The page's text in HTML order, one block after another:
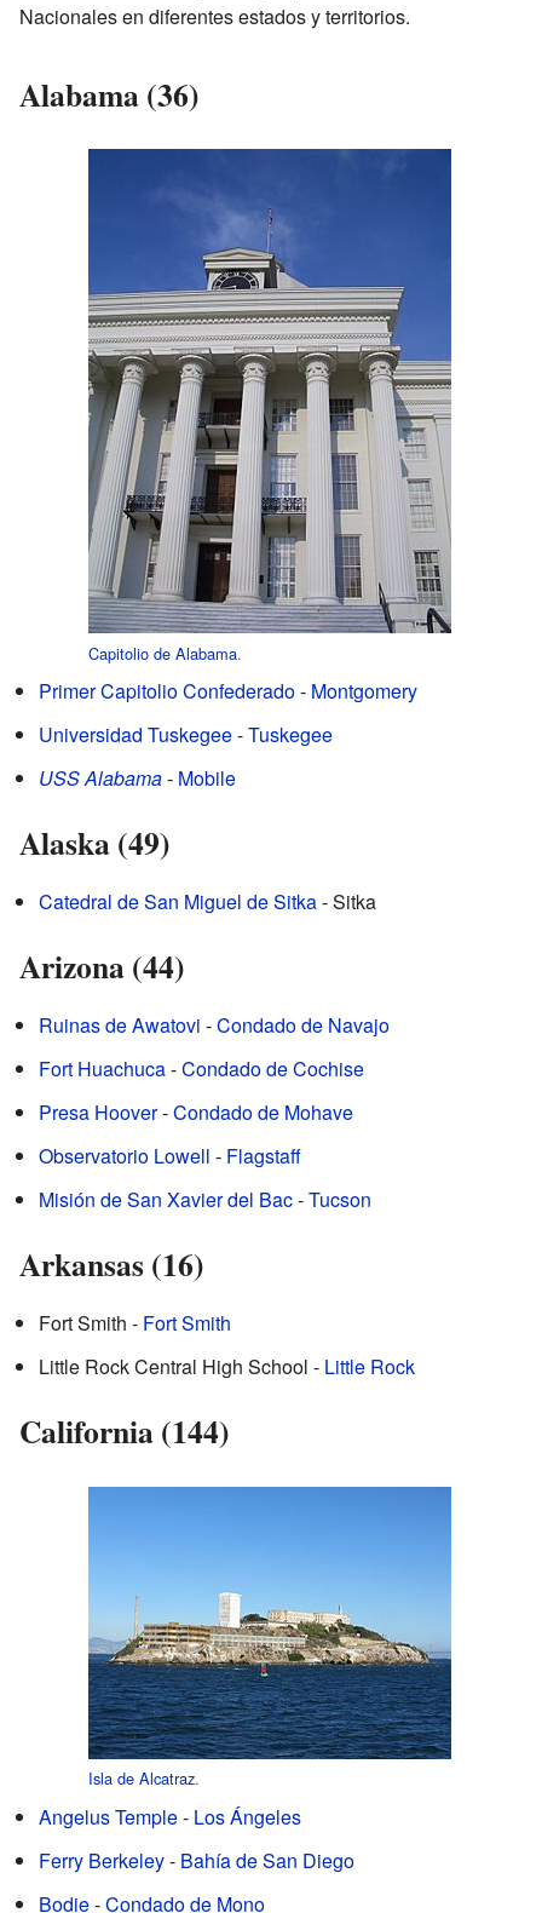
Nacionales en diferentes estados y territorios.
Alabama (36)
Capitolio de Alabama.
Primer Capitolio Confederado- Montgomery
Universidad Tuskegee-Tuskegee
USS Alabama- Mobile
Alaska (49)
Catedral de San Miguel de Sitka- Sitka
Arizona (44)
Ruinas de Awatovi -Condado de Navajo
Fort Huachuca-Condado de Cochise
Presa Hoover-Condado de Mohave
Observatorio Lowell - Flagstaff
Misión de San Xavier del Bac-Tucson
Arkansas (16)
Fort Smith - Fort Smith
Little Rock Central High School - Little Rock
California (144)
Isla de Alcatraz.
Angelus Temple- Los Ángeles
Ferry Berkeley- Bahía de San Diego
Bodie-Condado de Mono